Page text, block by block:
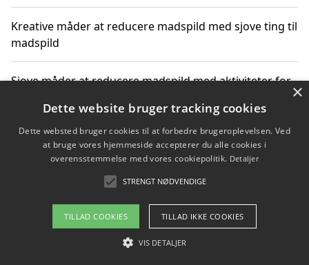
Kreative måder at reducere madspild med sjove ting til
madspild
Sjove måder at reducere madspild med aktiviteter for
Hvor finder jeg nemme måltidskasser i Vejle
Om / kontakt
Blog Betingelser
×
Dette website bruger tracking cookies
Dette websted bruger cookies til at forbedre brugeroplevelsen. Ved
at bruge vores hjemmeside accepterer du alle cookies i
overensstemmelse med vores cookiepolitik. Detaljer
STRENGT NØDVENDIGE
TILLAD COOKIES TILLAD IKKE COOKIES
VIS DETALJER